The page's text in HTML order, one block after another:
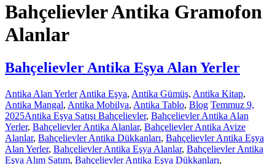
Bahçelievler Antika Gramofon
Alanlar
Bahçelievler Antika Eşya Alan Yerler
Antika Alan Yerler Antika Eşya, Antika Gümüş, Antika Kitap,
Antika Mangal, Antika Mobilya, Antika Tablo, Blog Temmuz 9,
2025Antika Eşya Satışı Bahçelievler, Bahçelievler Antika Alan
Yerler, Bahçelievler Antika Alanlar, Bahçelievler Antika Avize
Alanlar, Bahçelievler Antika Dükkanları, Bahçelievler Antika Eşya
Alan Yerler, Bahçelievler Antika Eşya Alanlar, Bahçelievler Antika
Eşya Alım Satım, Bahçelievler Antika Eşya Dükkanları,